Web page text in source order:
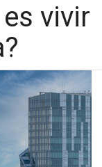
vivir